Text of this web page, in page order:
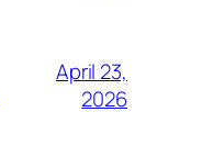
April 23,
2026